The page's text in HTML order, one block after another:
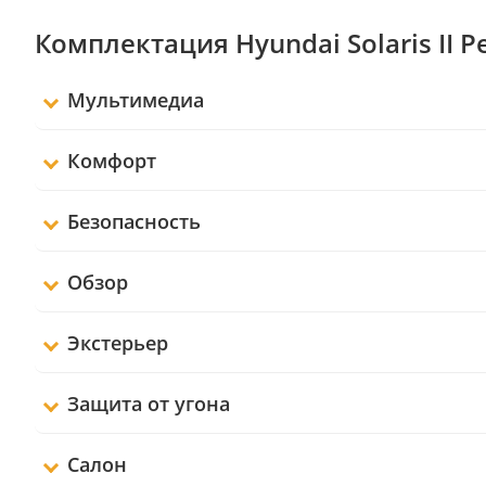
Комплектация Hyundai Solaris II
Мультимедиа
Комфорт
Безопасность
Обзор
Экстерьер
Защита от угона
Салон